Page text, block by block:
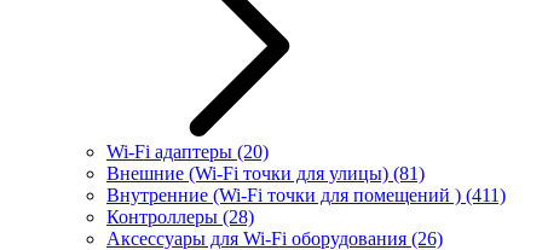
Wi-Fi адаптеры (20)
Внешние (Wi-Fi точки для улицы) (81)
Внутренние (Wi-Fi точки для помещений ) (411)
Контроллеры (28)
Аксессуары для Wi-Fi оборудования (26)